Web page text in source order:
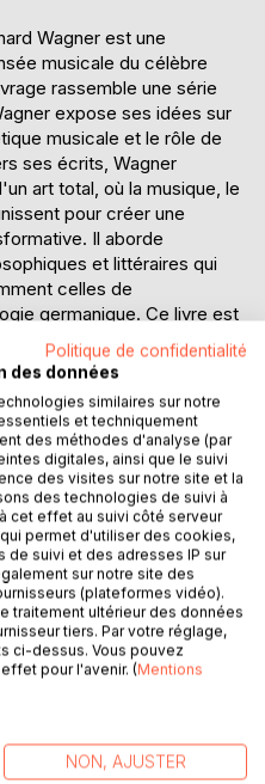
Wagner est une
musicale du célèbre
rassemble une série
expose ses idées sur
musicale et le rôle de
ses écrits, Wagner
art total, où la musique, le
pour créer une
Il aborde
et littéraires qui
celles de
germanique. Ce livre est
de la musique au
Wagner sur les
Les lecteurs
a défié les conventions de
norme artistique, tout
et innovation. Avec
"Écrits sur la musique"
d'un génie créatif dont
la musique classique
à Leipzig, est l'une des
musique occidentale.
poète et essayiste, il est
"Parsifal". Son approche
"drame musical", a
Politique de confidentialité
des données
similaires sur notre
et techniquement
des méthodes d'analyse (par
digitales, ainsi que le suivi
des visites sur notre site et la
des technologies de suivi à
cet effet au suivi côté serveur
permet d'utiliser des cookies,
suivi et des adresses IP sur
sur notre site des
(plateformes vidéo).
traitement ultérieur des données
tiers. Par votre réglage,
ci-dessus. Vous pouvez
pour l'avenir. (Mentions
NON, AJUSTER